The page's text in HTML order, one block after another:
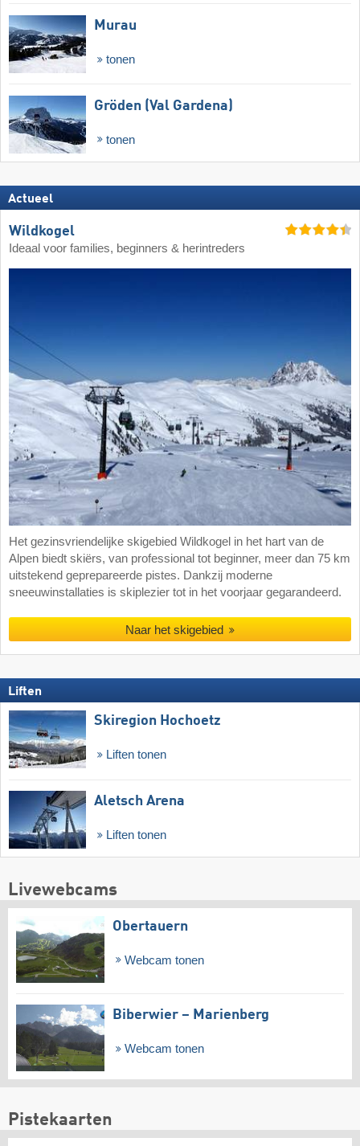
Murau
tonen
Gröden (Val Gardena)
tonen
Actueel
Wildkogel
Ideaal voor families, beginners & herintreders
Het gezinsvriendelijke skigebied Wildkogel in het hart van de
Alpen biedt skiërs, van professional tot beginner, meer dan 75 km
uitstekend geprepareerde pistes. Dankzij moderne
sneeuwinstallaties is skiplezier tot in het voorjaar gegarandeerd.
Naar het skigebied
Liften
Skiregion Hochoetz
Liften tonen
Aletsch Arena
Liften tonen
Livewebcams
Obertauern
Webcam tonen
Biberwier – Marienberg
Webcam tonen
Pistekaarten